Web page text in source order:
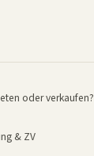
oder verkaufen?
& ZV